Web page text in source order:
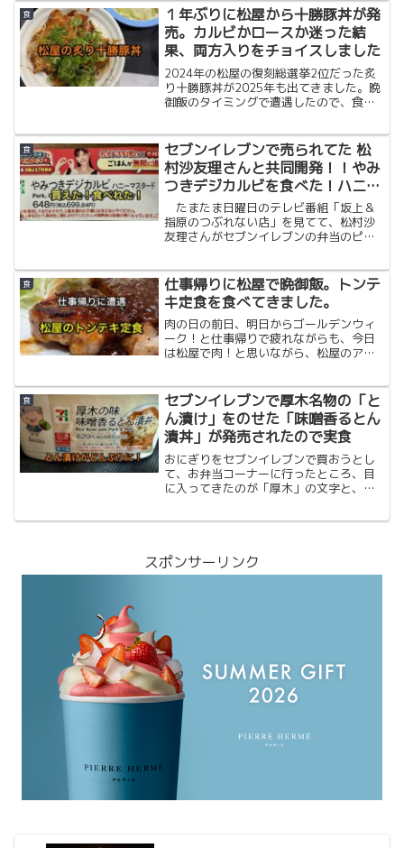
た。地元が福岡なので、やっぱり福岡の
ものが食べたいと思い、以前、出汁を買
ったことがある「博多久松」さんを選び
ました。
食
１年ぶりに松屋から十勝豚丼が発
売。カルビかロースか迷った結
果、両方入りをチョイスしました
2024年の松屋の復刻総選挙2位だった炙
り十勝豚丼が2025年も出てきました。晩
御飯のタイミングで遭遇したので、食べ
としたところ、今回は少し悩みました。
食
セブンイレブンで売られてた 松
村沙友理さんと共同開発！！やみ
つきデジカルビを食べた！ハニー
マスタードかけが好き！
たまたま日曜日のテレビ番組「坂上＆
指原のつぶれない店」を見てて、松村沙
友理さんがセブンイレブンの弁当のピン
てたんですが、発売が当日夜9時からとい
うことで、さすがに買いに行って無かっ
たらショックなので、翌日、仕事帰りに
セブンイレブンに寄ったら１つだけ残っ
てて即購入。晩ごはん食べた後だったの
で、冷蔵庫に1日入れておいて晩ごはんで
食
仕事帰りに松屋で晩御飯。トンテ
キ定食を食べてきました。
肉の日の前日、明日からゴールデンウィ
ーク！と仕事帰りで疲れながらも、今日
は松屋で肉！と思いながら、松屋のアプ
の日からだったので、早速、駅前の店舗
に入って、アプリから「お店でお食事」
で注文。
食
セブンイレブンで厚木名物の「と
ん漬け」をのせた「味噌香るとん
漬丼」が発売されたので実食
おにぎりをセブンイレブンで買おうとし
て、お弁当コーナーに行ったところ、目
に入ってきたのが「厚木」の文字と、キ
見にして、確かに厚木名産の「とん漬
たしかに商品として載ってました。
スポンサーリンク